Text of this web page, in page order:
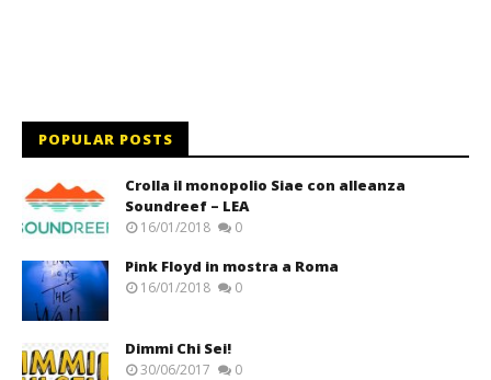
POPULAR POSTS
Crolla il monopolio Siae con alleanza
Soundreef – LEA
16/01/2018 0
Pink Floyd in mostra a Roma
16/01/2018 0
Dimmi Chi Sei!
30/06/2017 0